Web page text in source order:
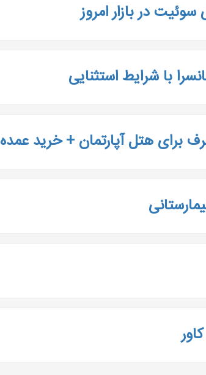
در بازار امروز
با شرایط استثنایی
برای هتل آپارتمان + خرید عمده